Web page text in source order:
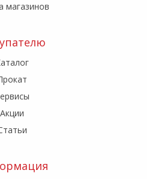
магазинов
Акции